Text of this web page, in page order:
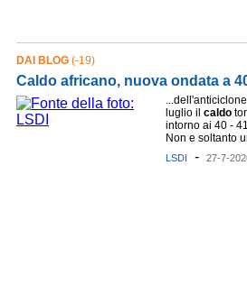
DAI BLOG (-19)
Caldo africano, nuova ondata a
luglio il caldo
intorno ai 40 -
Non e soltanto
LSDI - 27-7-